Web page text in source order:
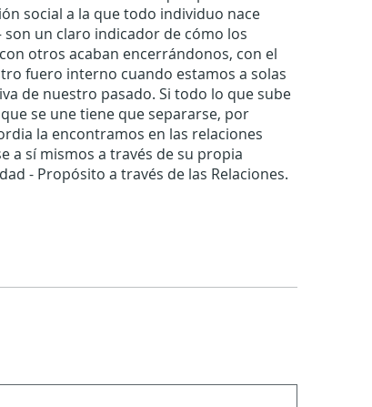
social a la que todo individuo nace
son un claro indicador de cómo los
otros acaban encerrándonos, con el
fuero interno cuando estamos a solas
de nuestro pasado. Si todo lo que sube
se une tiene que separarse, por
la encontramos en las relaciones
a sí mismos a través de su propia
- Propósito a través de las Relaciones.